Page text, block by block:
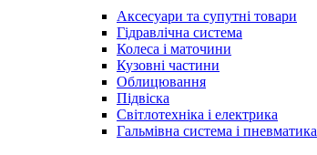
Аксесуари та супутні товари
Гідравлічна система
Колеса і маточини
Кузовні частини
Облицювання
Підвіска
Світлотехніка і електрика
Гальмівна система і пневматика